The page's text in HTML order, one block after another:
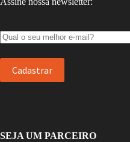
SEJA UM PARCEIRO